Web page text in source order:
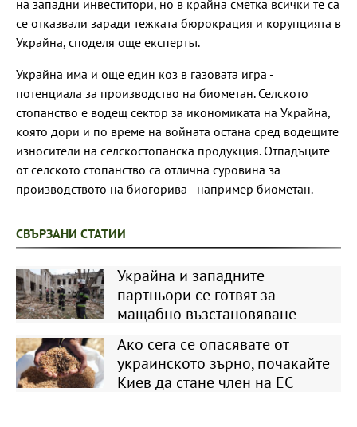
на западни инвеститори, но в крайна сметка всички те са
се отказвали заради тежката бюрокрация и корупцията в
Украйна, споделя още експертът.
Украйна има и още един коз в газовата игра -
потенциала за производство на биометан. Селското
стопанство е водещ сектор за икономиката на Украйна,
която дори и по време на войната остана сред водещите
износители на селскостопанска продукция. Отпадъците
от селското стопанство са отлична суровина за
производството на биогорива - например биометан.
СВЪРЗАНИ СТАТИИ
Украйна и западните
партньори се готвят за
мащабно възстановяване
Ако сега се опасявате от
украинското зърно, почакайте
Киев да стане член на ЕС